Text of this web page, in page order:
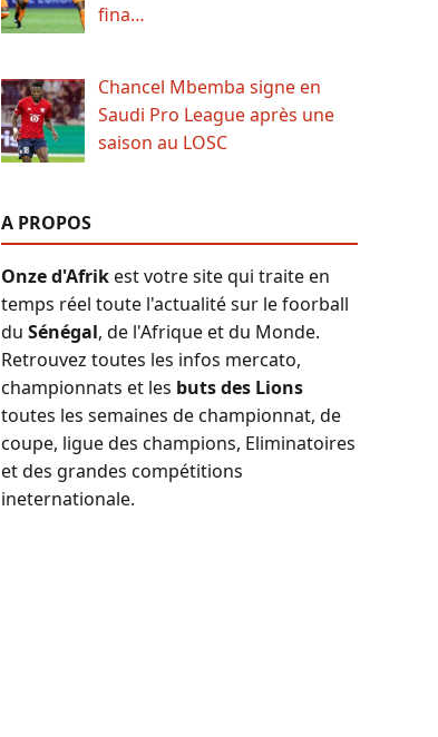
fina…
Chancel Mbemba signe en
Saudi Pro League après une
saison au LOSC
A PROPOS
Onze d'Afrikest votre site qui traite en
temps réel toute l'actualité sur le foorball
du Sénégal, de l'Afrique et du Monde.
Retrouvez toutes les infos mercato,
championnats et les buts des Lions
toutes les semaines de championnat, de
coupe, ligue des champions, Eliminatoires
et des grandes compétitions
ineternationale.